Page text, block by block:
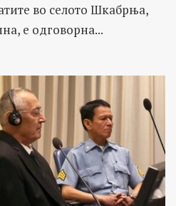
во селото Шкабрња,
е одговорна...